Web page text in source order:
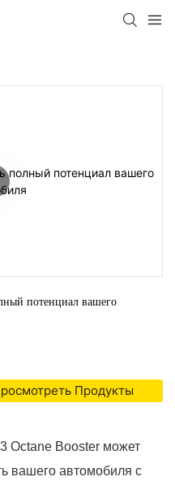
потенциал вашего
Продукты
Octane Booster может
вашего автомобиля с